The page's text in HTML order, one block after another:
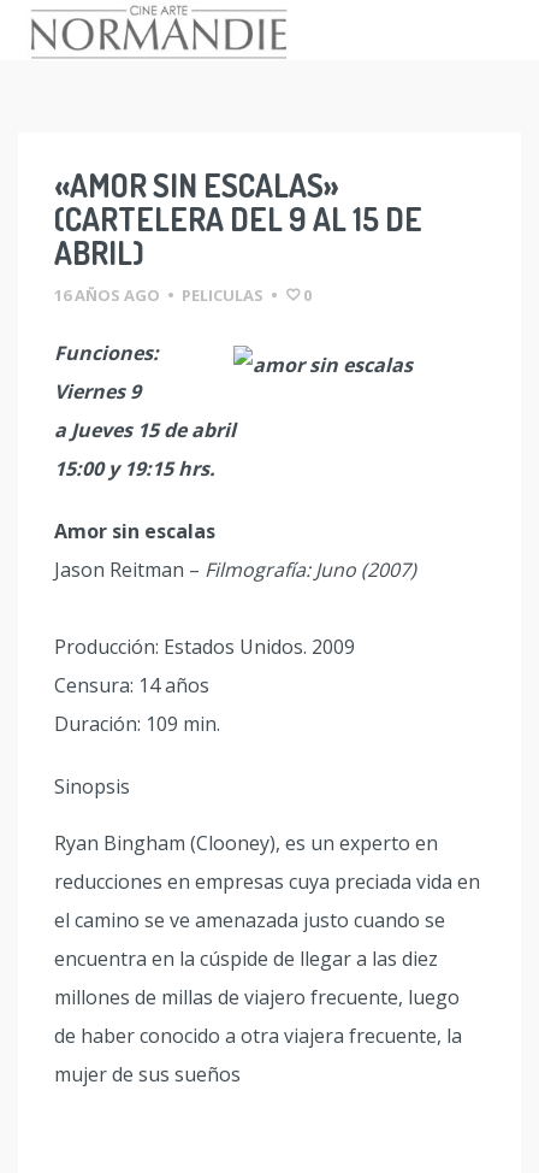
«AMOR SIN ESCALAS»
(CARTELERA DEL 9 AL 15 DE
ABRIL)
16 AÑOS AGO • PELICULAS • 0
Funciones:
Viernes 9
a Jueves 15 de abril
15:00 y 19:15 hrs.
Amor sin escalas
Jason Reitman – Filmografía:Juno (2007)
Producción: Estados Unidos. 2009
Censura: 14 años
Duración: 109 min.
Sinopsis
Ryan Bingham (Clooney), es un experto en
reducciones en empresas cuya preciada vida en
el camino se ve amenazada justo cuando se
encuentra en la cúspide de llegar a las diez
millones de millas de viajero frecuente, luego
de haber conocido a otra viajera frecuente, la
mujer de sus sueños